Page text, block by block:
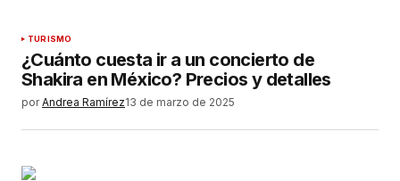
TURISMO
¿Cuánto cuesta ir a un concierto de
Shakira en México? Precios y detalles
por Andrea Ramírez13 de marzo de 2025